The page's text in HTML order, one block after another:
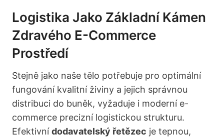
Logistika Jako Základní Kámen
Zdravého E-Commerce
Prostředí
Stejně jako naše tělo potřebuje pro optimální
fungování kvalitní živiny a jejich správnou
distribuci do buněk, vyžaduje i moderní e-
commerce precizní logistickou strukturu.
Efektivnídodavatelský řetězec je tepnou,